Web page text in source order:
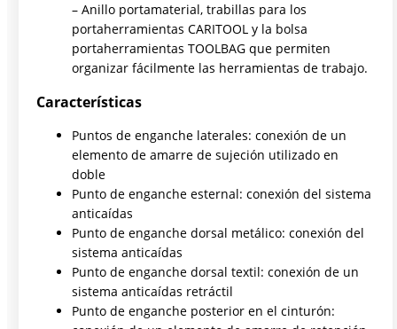
– Anillo portamaterial, trabillas para los
portaherramientas CARITOOL y la bolsa
portaherramientas TOOLBAG que permiten
organizar fácilmente las herramientas de trabajo.
Características
Puntos de enganche laterales: conexión de un
elemento de amarre de sujeción utilizado en
doble
Punto de enganche esternal: conexión del sistema
anticaídas
Punto de enganche dorsal metálico: conexión del
sistema anticaídas
Punto de enganche dorsal textil: conexión de un
sistema anticaídas retráctil
Punto de enganche posterior en el cinturón: